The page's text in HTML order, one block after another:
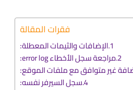
فقرات المقالة
الإضافات والثيمات المعطلة:
مراجعة سجل الأخطاء error log:
سجل السيرفر نفسه: